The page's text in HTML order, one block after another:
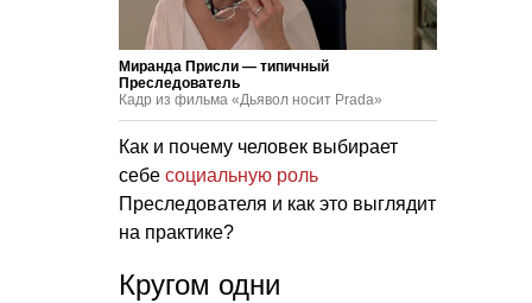
Миранда Присли — типичный
Преследователь
Кадр из фильма «Дьявол носит Prada»
Как и почему человек выбирает
себе социальную роль
Преследователя и как это выглядит
на практике?
Кругом одни